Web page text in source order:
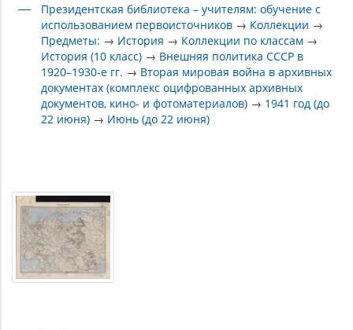
Президентская библиотека – учителям: обучение с
использованием первоисточников → Коллекции →
Предметы: → История → Коллекции по классам →
История (10 класс) → Внешняя политика СССР в
1920–1930-е гг. → Вторая мировая война в архивных
документах (комплекс оцифрованных архивных
документов, кино- и фотоматериалов) → 1941 год (до
22 июня) → Июнь (до 22 июня)